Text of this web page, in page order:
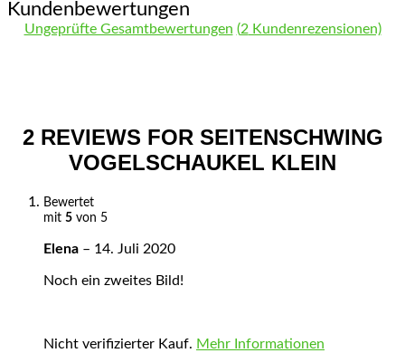
Kundenbewertungen
Ungeprüfte Gesamtbewertungen (2 Kundenrezensionen)
2 REVIEWS FOR SEITENSCHWING
VOGELSCHAUKEL KLEIN
Bewertet
mit 5 von 5
Elena – 14. Juli 2020
Noch ein zweites Bild!
Nicht verifizierter Kauf. Mehr Informationen